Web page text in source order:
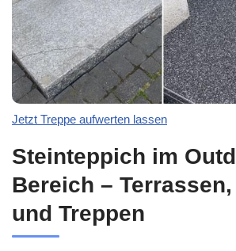
Jetzt Treppe aufwerten lassen
Steinteppich im
Bereich –
und Treppen